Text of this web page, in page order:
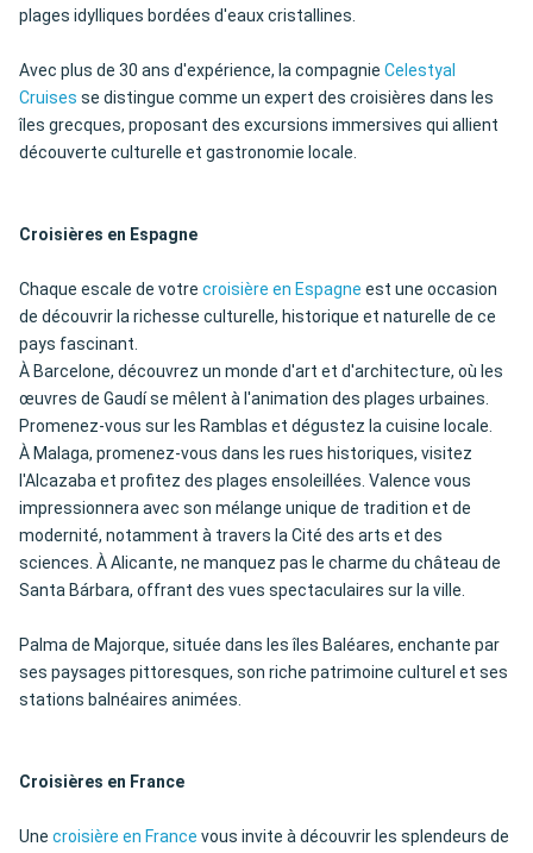
plages idylliques bordées d'eaux cristallines.
Avec plus de 30 ans d'expérience, la compagnie Celestyal
Cruises se distingue comme un expert des croisières dans les
îles grecques, proposant des excursions immersives qui allient
découverte culturelle et gastronomie locale.
Croisières en Espagne
Chaque escale de votre croisière en Espagne est une occasion
de découvrir la richesse culturelle, historique et naturelle de ce
pays fascinant.
À Barcelone, découvrez un monde d'art et d'architecture, où les
œuvres de Gaudí se mêlent à l'animation des plages urbaines.
Promenez-vous sur les Ramblas et dégustez la cuisine locale.
À Malaga, promenez-vous dans les rues historiques, visitez
l'Alcazaba et profitez des plages ensoleillées. Valence vous
impressionnera avec son mélange unique de tradition et de
modernité, notamment à travers la Cité des arts et des
sciences. À Alicante, ne manquez pas le charme du château de
Santa Bárbara, offrant des vues spectaculaires sur la ville.
Palma de Majorque, située dans les îles Baléares, enchante par
ses paysages pittoresques, son riche patrimoine culturel et ses
stations balnéaires animées.
Croisières en France
Une croisière en France vous invite à découvrir les splendeurs de